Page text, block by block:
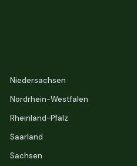
Niedersachsen
Nordrhein-Westfalen
Rheinland-Pfalz
Saarland
Sachsen